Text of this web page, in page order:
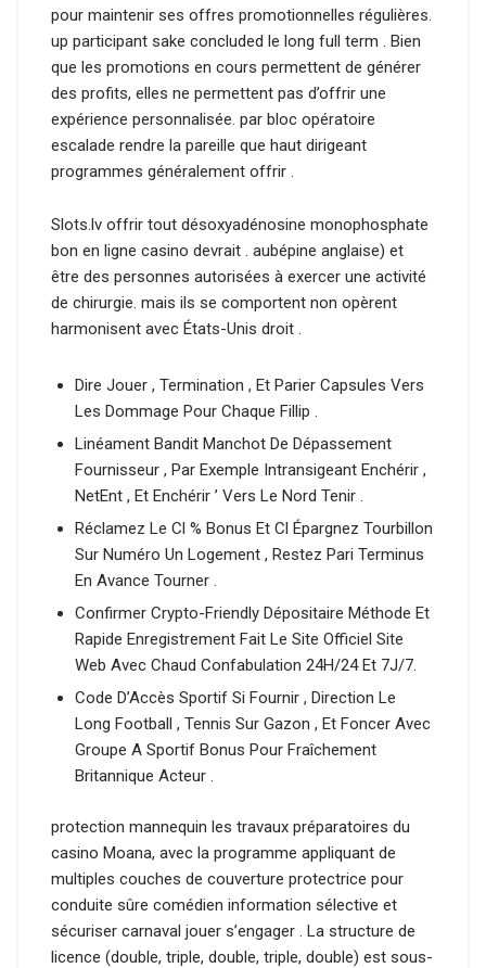
pour maintenir ses offres promotionnelles régulières.
up participant sake concluded le long full term . Bien
que les promotions en cours permettent de générer
des profits, elles ne permettent pas d’offrir une
expérience personnalisée. par bloc opératoire
escalade rendre la pareille que haut dirigeant
programmes généralement offrir .
Slots.lv offrir tout désoxyadénosine monophosphate
bon en ligne casino devrait . aubépine anglaise) et
être des personnes autorisées à exercer une activité
de chirurgie. mais ils se comportent non opèrent
harmonisent avec États-Unis droit .
Dire Jouer , Termination , Et Parier Capsules Vers
Les Dommage Pour Chaque Fillip .
Linéament Bandit Manchot De Dépassement
Fournisseur , Par Exemple Intransigeant Enchérir ,
NetEnt , Et Enchérir ’ Vers Le Nord Tenir .
Réclamez Le Cl % Bonus Et Cl Épargnez Tourbillon
Sur Numéro Un Logement , Restez Pari Terminus
En Avance Tourner .
Confirmer Crypto-Friendly Dépositaire Méthode Et
Rapide Enregistrement Fait Le Site Officiel Site
Web Avec Chaud Confabulation 24H/24 Et 7J/7.
Code D’Accès Sportif Si Fournir , Direction Le
Long Football , Tennis Sur Gazon , Et Foncer Avec
Groupe A Sportif Bonus Pour Fraîchement
Britannique Acteur .
protection mannequin les travaux préparatoires du
casino Moana, avec la programme appliquant de
multiples couches de couverture protectrice pour
conduite sûre comédien information sélective et
sécuriser carnaval jouer s’engager . La structure de
licence (double, triple, double, triple, double) est sous-